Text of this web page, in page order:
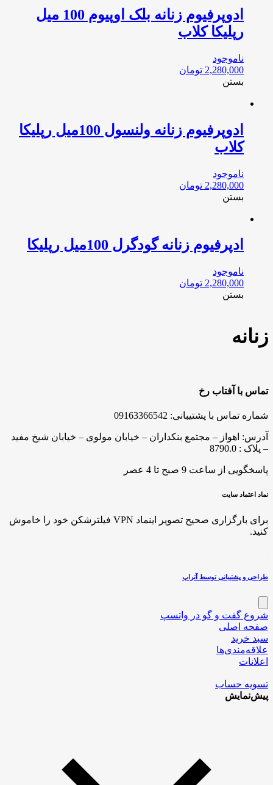
ادوپرفیوم زنانه بلک اوپیوم 100 میل
رپلیکا کلاب
ناموجود
2,280,000 تومان
بستن
ادوپرفیوم زنانه ولنسول 100‌‌میل رپلیکا
کلاب
ناموجود
2,280,000 تومان
بستن
ادپرفیوم زنانه گودگرل 100میل رپلیکا
ناموجود
2,280,000 تومان
بستن
زنانه
تماس با آفتاب رخ
شماره تماس با پشتیبانی: 09163366542
آدرس: اهواز – مجتمع بنکداران – خیابان مولوی – خیابان شیخ مفید
– پلاک : 8790.0
پاسخگویی از ساعت 9 صبح تا 4 عصر
نماد اعتماد سایت
برای بارگزاری صحیح تصویر اینماد VPN فیلترشکن خود را خاموش
کنید.
طراحی و پشتیبانی توسط آتراپ
شروع گفت و گو در واتسپ
صفحه اصلی
سبد خرید
علاقه‌مندی‌ها
اعلانات
تسویه حساب
پیش‌نمایش